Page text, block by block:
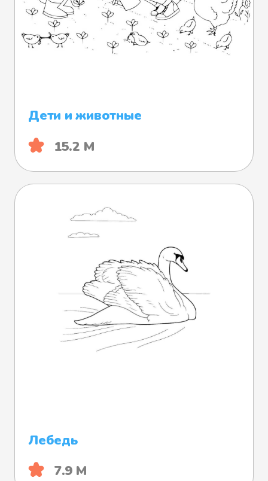
Дети и животные
15.2 М
Лебедь
7.9 М